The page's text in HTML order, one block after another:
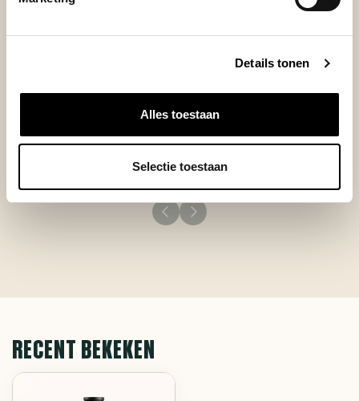
Details tonen
Alles toestaan
Selectie toestaan
flavour separation, a great balance between acidity,
Additionally it is portable and very quiet, thus very
+ Clean handling
RECENT BEKEKEN